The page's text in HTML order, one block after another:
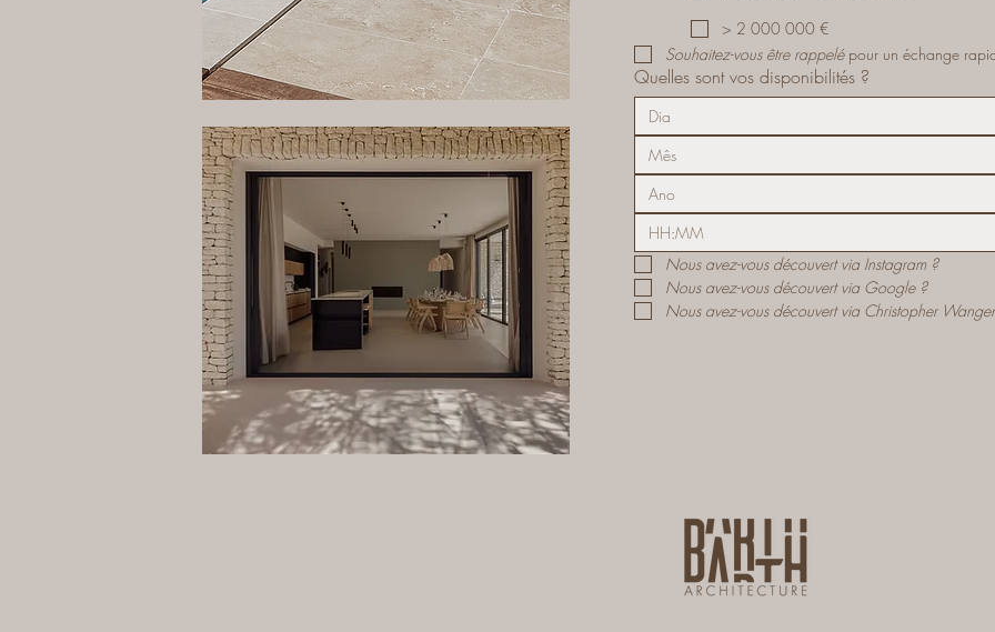
> 2 000 000 €
Souhaitez-vous être rappelé pour un échange
Quelles sont vos disponibilités ?
Mês
:
Nous avez-vous découvert via Instagram ?
Nous avez-vous découvert via Google ?